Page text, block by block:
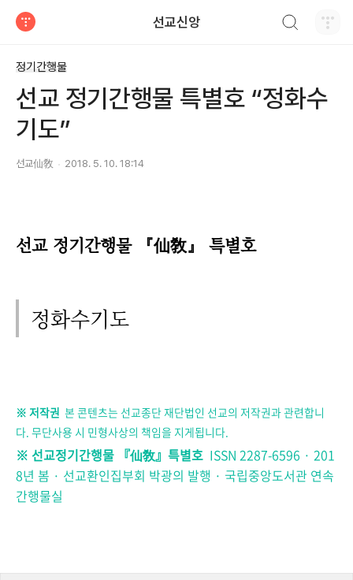
선교신앙
정기간행물
선교 정기간행물 특별호 “정화수
기도”
선교仙敎 2018. 5. 10. 18:14
선교 정기간행물 『仙敎』 특별호
정화수기도
※ 저작권 본 콘텐츠는 선교종단 재단법인 선교의 저작권과 관련합니
다. 무단사용 시 민형사상의 책임을 지게됩니다.
※ 선교정기간행물 『仙敎』 특별호 ISSN 2287-6596 · 201
8년 봄 · 선교환인집부회 박광의 발행 · 국립중앙도서관 연속
간행물실